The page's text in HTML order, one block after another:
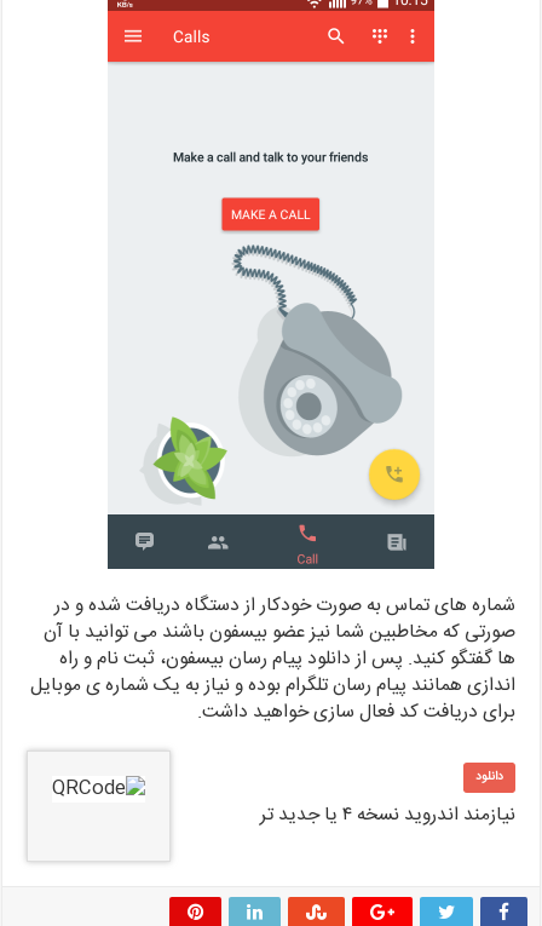
شماره های تماس به صورت خودکار از دستگاه دریافت شده و در
صورتی که مخاطبین شما نیز عضو بیسفون باشند می توانید با آن
ها گفتگو کنید. پس از دانلود پیام رسان بیسفون، ثبت نام و راه
اندازی همانند پیام رسان تلگرام بوده و نیاز به یک شماره ی موبایل
برای دریافت کد فعال سازی خواهید داشت.
دانلود
نیازمند اندروید نسخه ۴ یا جدید تر